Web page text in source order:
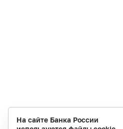
На сайте Банка России